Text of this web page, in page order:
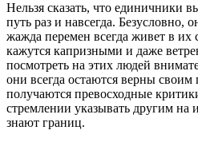
Нельзя сказать, что единичники
путь раз и навсегда. Безусловно,
жажда перемен всегда живет в их
кажутся капризными и даже
посмотреть на этих людей
они всегда остаются верны
получаются превосходные
стремлении указывать другим на
знают границ.